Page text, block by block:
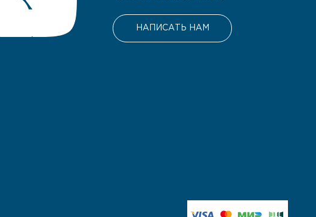
НАПИСАТЬ НАМ